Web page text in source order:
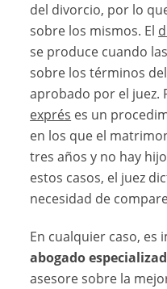
del divorcio, por lo
sobre los mismos. El
se produce cuando
sobre los términos
aprobado por el juez.
exprés es un
en los que el
tres años y no hay
estos casos, el juez
necesidad de
En cualquier caso,
abogado
asesore sobre la